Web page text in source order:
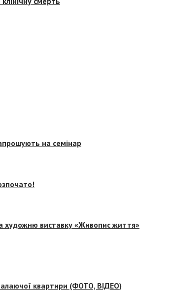
на семінар
художню виставку «Живопис життя»
квартири (ФОТО, ВІДЕО)